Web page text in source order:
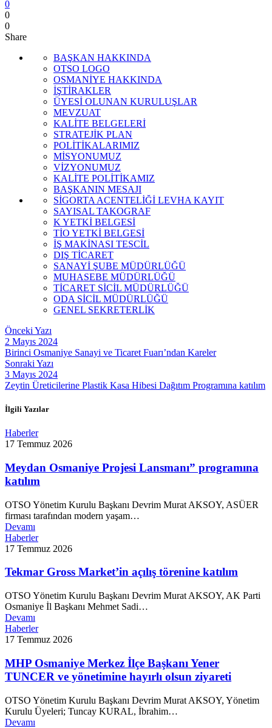
0
0
0
Share
BAŞKAN HAKKINDA
OTSO LOGO
OSMANİYE HAKKINDA
İŞTİRAKLER
ÜYESİ OLUNAN KURULUŞLAR
MEVZUAT
KALİTE BELGELERİ
STRATEJİK PLAN
POLİTİKALARIMIZ
MİSYONUMUZ
VİZYONUMUZ
KALİTE POLİTİKAMIZ
BAŞKANIN MESAJI
SİGORTA ACENTELİĞİ LEVHA KAYIT
SAYISAL TAKOGRAF
K YETKİ BELGESİ
TİO YETKİ BELGESİ
İŞ MAKİNASI TESCİL
DIŞ TİCARET
SANAYİ ŞUBE MÜDÜRLÜĞÜ
MUHASEBE MÜDÜRLÜĞÜ
TİCARET SİCİL MÜDÜRLÜĞÜ
ODA SİCİL MÜDÜRLÜĞÜ
GENEL SEKRETERLİK
Önceki Yazı
2 Mayıs 2024
Birinci Osmaniye Sanayi ve Ticaret Fuarı’ndan Kareler
Sonraki Yazı
3 Mayıs 2024
Zeytin Üreticilerine Plastik Kasa Hibesi Dağıtım Programına katılım
İlgili Yazılar
Haberler
17 Temmuz 2026
Meydan Osmaniye Projesi Lansmanı” programına
katılım
OTSO Yönetim Kurulu Başkanı Devrim Murat AKSOY, ASÜER
firması tarafından modern yaşam…
Devamı
Haberler
17 Temmuz 2026
Tekmar Gross Market’in açılış törenine katılım
OTSO Yönetim Kurulu Başkanı Devrim Murat AKSOY, AK Parti
Osmaniye İl Başkanı Mehmet Sadi…
Devamı
Haberler
17 Temmuz 2026
MHP Osmaniye Merkez İlçe Başkanı Yener
TUNCER ve yönetimine hayırlı olsun ziyareti
OTSO Yönetim Kurulu Başkanı Devrim Murat AKSOY, Yönetim
Kurulu Üyeleri; Tuncay KURAL, İbrahim…
Devamı